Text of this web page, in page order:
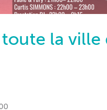
la ville